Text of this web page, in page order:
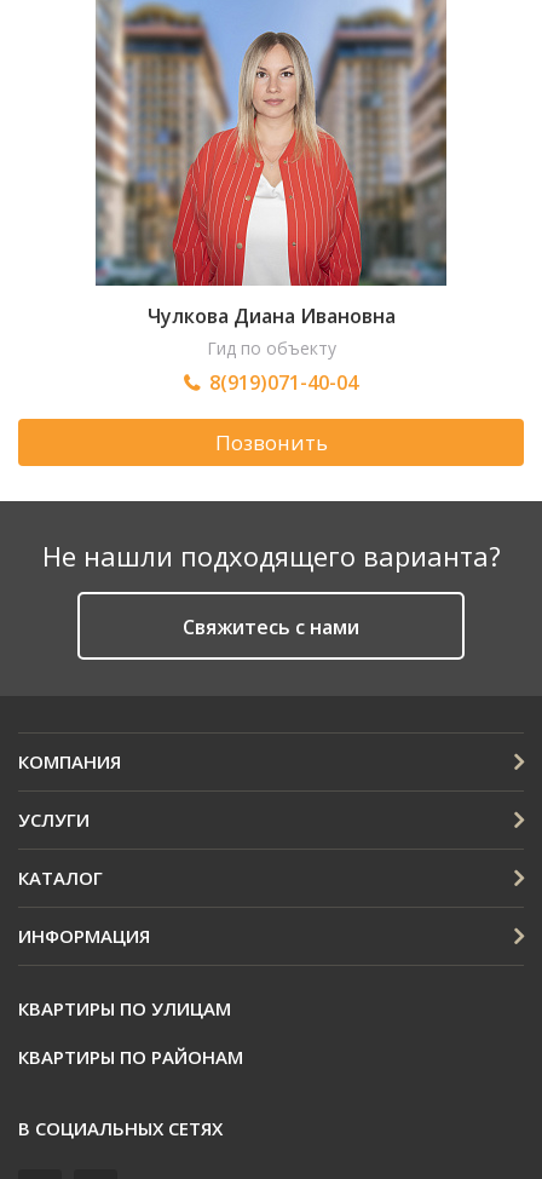
Чулкова Диана Ивановна
Гид по объекту
8(919)071-40-04
Позвонить
Не нашли подходящего варианта?
Cвяжитесь с нами
КОМПАНИЯ
УСЛУГИ
КАТАЛОГ
ИНФОРМАЦИЯ
КВАРТИРЫ ПО УЛИЦАМ
КВАРТИРЫ ПО РАЙОНАМ
В СОЦИАЛЬНЫХ СЕТЯХ